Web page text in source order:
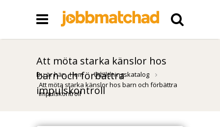
Att möta starka känslor hos
barn och förbättra
impulskontroll
Du är här: Hem
Utbildningskatalog
Att möta starka känslor hos barn och förbättra
impulskontroll